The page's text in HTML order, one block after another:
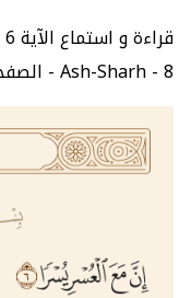
8 - Ash-Sharh - الصفحة 597 - الجزء 30.